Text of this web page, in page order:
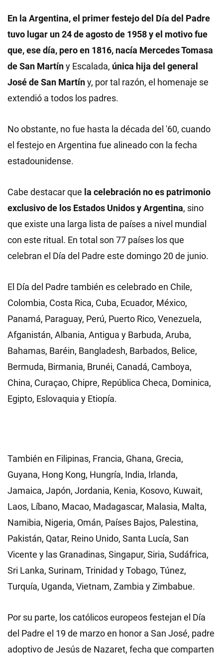
En la Argentina, el primer festejo del Día del Padre
tuvo lugar un 24 de agosto de 1958 y el motivo fue
que, ese día, pero en 1816, nacía Mercedes Tomasa
de San Martíny Escalada, única hija del general
José de San Martíny, por tal razón, el homenaje se
extendió a todos los padres.
No obstante, no fue hasta la década del '60, cuando
el festejo en Argentina fue alineado con la fecha
estadounidense.
Cabe destacar que la celebración no es patrimonio
exclusivo de los Estados Unidos y Argentina, sino
que existe una larga lista de países a nivel mundial
con este ritual. En total son 77 países los que
celebran el Día del Padre este domingo 20 de junio.
El Día del Padre también es celebrado en Chile,
Colombia, Costa Rica, Cuba, Ecuador, México,
Panamá, Paraguay, Perú, Puerto Rico, Venezuela,
Afganistán, Albania, Antigua y Barbuda, Aruba,
Bahamas, Baréin, Bangladesh, Barbados, Belice,
Bermuda, Birmania, Brunéi, Canadá, Camboya,
China, Curaçao, Chipre, República Checa, Dominica,
Egipto, Eslovaquia y Etiopía.
También en Filipinas, Francia, Ghana, Grecia,
Guyana, Hong Kong, Hungría, India, Irlanda,
Jamaica, Japón, Jordania, Kenia, Kosovo, Kuwait,
Laos, Líbano, Macao, Madagascar, Malasia, Malta,
Namibia, Nigeria, Omán, Países Bajos, Palestina,
Pakistán, Qatar, Reino Unido, Santa Lucía, San
Vicente y las Granadinas, Singapur, Siria, Sudáfrica,
Sri Lanka, Surinam, Trinidad y Tobago, Túnez,
Turquía, Uganda, Vietnam, Zambia y Zimbabue.
Por su parte, los católicos europeos festejan el Día
del Padre el 19 de marzo en honor a San José, padre
adoptivo de Jesús de Nazaret, fecha que comparten